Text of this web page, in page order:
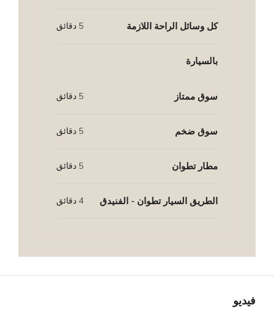
كل وسائل الراحة اللازمة 5 دقائق
بالسيارة
سوق ممتاز 5 دقائق
سوق ضخم 5 دقائق
مطار تطوان 5 دقائق
الطريق السيار تطوان - الفنيدق 4 دقائق
فيديو